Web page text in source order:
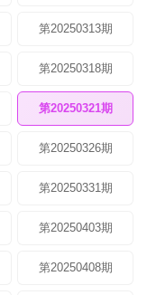
第20250313期
第20250318期
第20250321期
第20250326期
第20250331期
第20250403期
第20250408期